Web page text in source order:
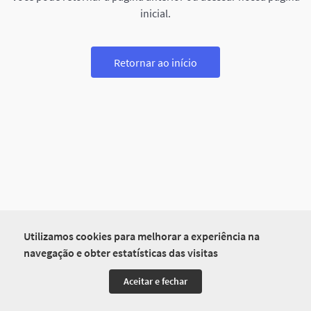
Utilizamos cookies para melhorar a experiência na
navegação e obter estatísticas das visitas
Aceitar e fechar
inicial.
Retornar ao início